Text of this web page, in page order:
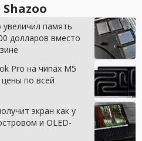
память
долларов вместо
Pro на чипах M5
по всей
экран как у
и OLED-